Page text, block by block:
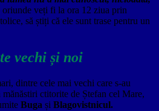
oriunde veți fi la ora 12 ziua prin
să știți că ele sunt trase pentru un
vechi și noi
dintre cele mai vechi care s-au
mănăstiri ctitorite de Ștefan cel Mare,
Buga și Blagovistnicul.